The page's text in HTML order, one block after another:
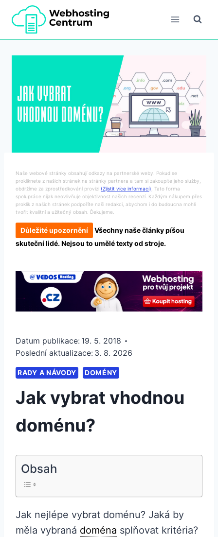
Přeskočit
obsah
Naše webové stránky obsahují odkazy na partnerské weby. Pokud se
prokliknete z našich stránek na stránky partnera a tam si zakoupíte jeho služby,
obdržíme za zprostředkování provizi (Zjistit více informací) . Tato forma
spolupráce nijak neovlivňuje objektivnost našich recenzí. Každým nákupem přes
proklik z našich stránek podpoříte naši redakci, abychom i do budoucna mohli
tvořit kvalitní a užitečný obsah. Ďekujeme.
Důležité upozornění
Všechny naše články píšou
skuteční lidé. Nejsou to umělé texty od stroje.
Datum publikace: 19. 5. 2018
Poslední aktualizace: 3. 8. 2026
RADY A NÁVODY DOMÉNY
Jak vybrat vhodnou
doménu?
Obsah
Jak nejlépe vybrat doménu? Jaká by
měla vybraná doména splňovat kritéria?